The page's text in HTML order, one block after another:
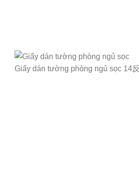
Giấy dán tường phòng ngủ sọc 14反